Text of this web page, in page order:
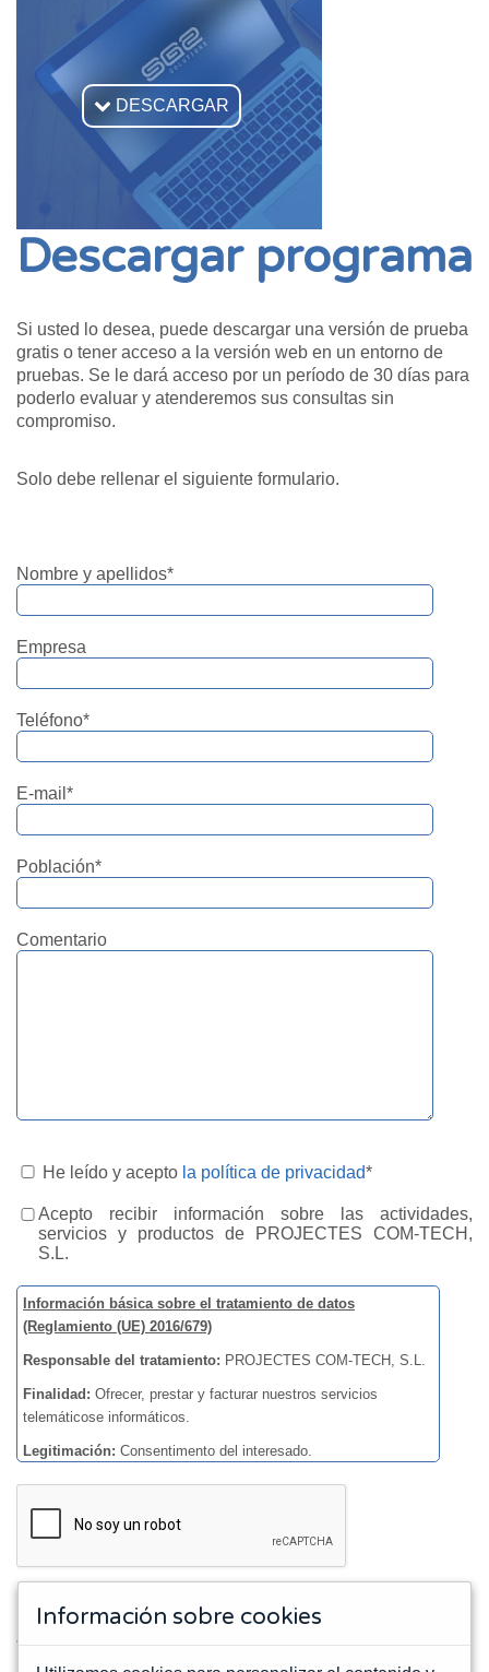
 DESCARGAR
Descargar programa
Si usted lo desea, puede descargar una versión de prueba
gratis o tener acceso a la versión web en un entorno de
pruebas. Se le dará acceso por un período de 30 días para
poderlo evaluar y atenderemos sus consultas sin
compromiso.
Solo debe rellenar el siguiente formulario.
Nombre y apellidos*
Empresa
Teléfono*
E-mail*
Población*
Comentario
He leído y acepto la política de privacidad*
Acepto recibir información sobre las actividades,
servicios y productos de PROJECTES COM-TECH,
S.L.
Información básica sobre el tratamiento de datos
(Reglamiento (UE) 2016/679)
Responsable del tratamiento: PROJECTES COM-TECH, S.L.
Finalidad: Ofrecer, prestar y facturar nuestros servicios
telemáticose informáticos.
Legitimación: Consentimento del interesado.
Destinatarios:Los datos no se cederán a terceros, a menos
que lo exija una ley o sea necesario para cumplir con la finalidad
del tratamiento.
Derechos:Acceder, rectificar y suprimir datos, así como el
resto que se explican en la política de privacidad.
Más información en nuestrapolítica de privacidad
Los campos marcados con * son obligatorios.
Información sobre cookies